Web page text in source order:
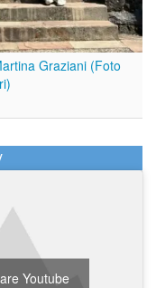
Graziani (Foto
Youtube